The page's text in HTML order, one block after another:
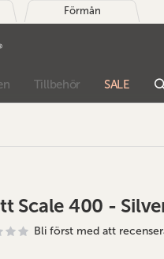
Förmån
Tillbehör SALE
Scale 400 -
Bli först med att